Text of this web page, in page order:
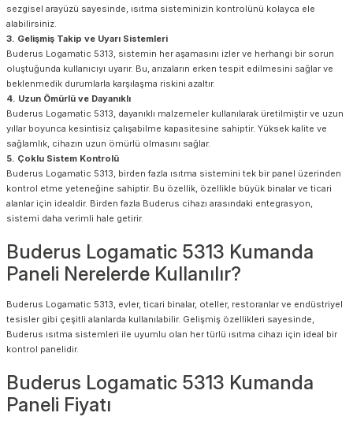
sezgisel arayüzü sayesinde, ısıtma sisteminizin kontrolünü kolayca ele
alabilirsiniz.
3. Gelişmiş Takip ve Uyarı Sistemleri
Buderus Logamatic 5313, sistemin her aşamasını izler ve herhangi bir sorun
oluştuğunda kullanıcıyı uyarır. Bu, arızaların erken tespit edilmesini sağlar ve
beklenmedik durumlarla karşılaşma riskini azaltır.
4. Uzun Ömürlü ve Dayanıklı
Buderus Logamatic 5313, dayanıklı malzemeler kullanılarak üretilmiştir ve uzun
yıllar boyunca kesintisiz çalışabilme kapasitesine sahiptir. Yüksek kalite ve
sağlamlık, cihazın uzun ömürlü olmasını sağlar.
5. Çoklu Sistem Kontrolü
Buderus Logamatic 5313, birden fazla ısıtma sistemini tek bir panel üzerinden
kontrol etme yeteneğine sahiptir. Bu özellik, özellikle büyük binalar ve ticari
alanlar için idealdir. Birden fazla Buderus cihazı arasındaki entegrasyon,
sistemi daha verimli hale getirir.
Buderus Logamatic 5313 Kumanda
Paneli Nerelerde Kullanılır?
Buderus Logamatic 5313, evler, ticari binalar, oteller, restoranlar ve endüstriyel
tesisler gibi çeşitli alanlarda kullanılabilir. Gelişmiş özellikleri sayesinde,
Buderus ısıtma sistemleri ile uyumlu olan her türlü ısıtma cihazı için ideal bir
kontrol panelidir.
Buderus Logamatic 5313 Kumanda
Paneli Fiyatı